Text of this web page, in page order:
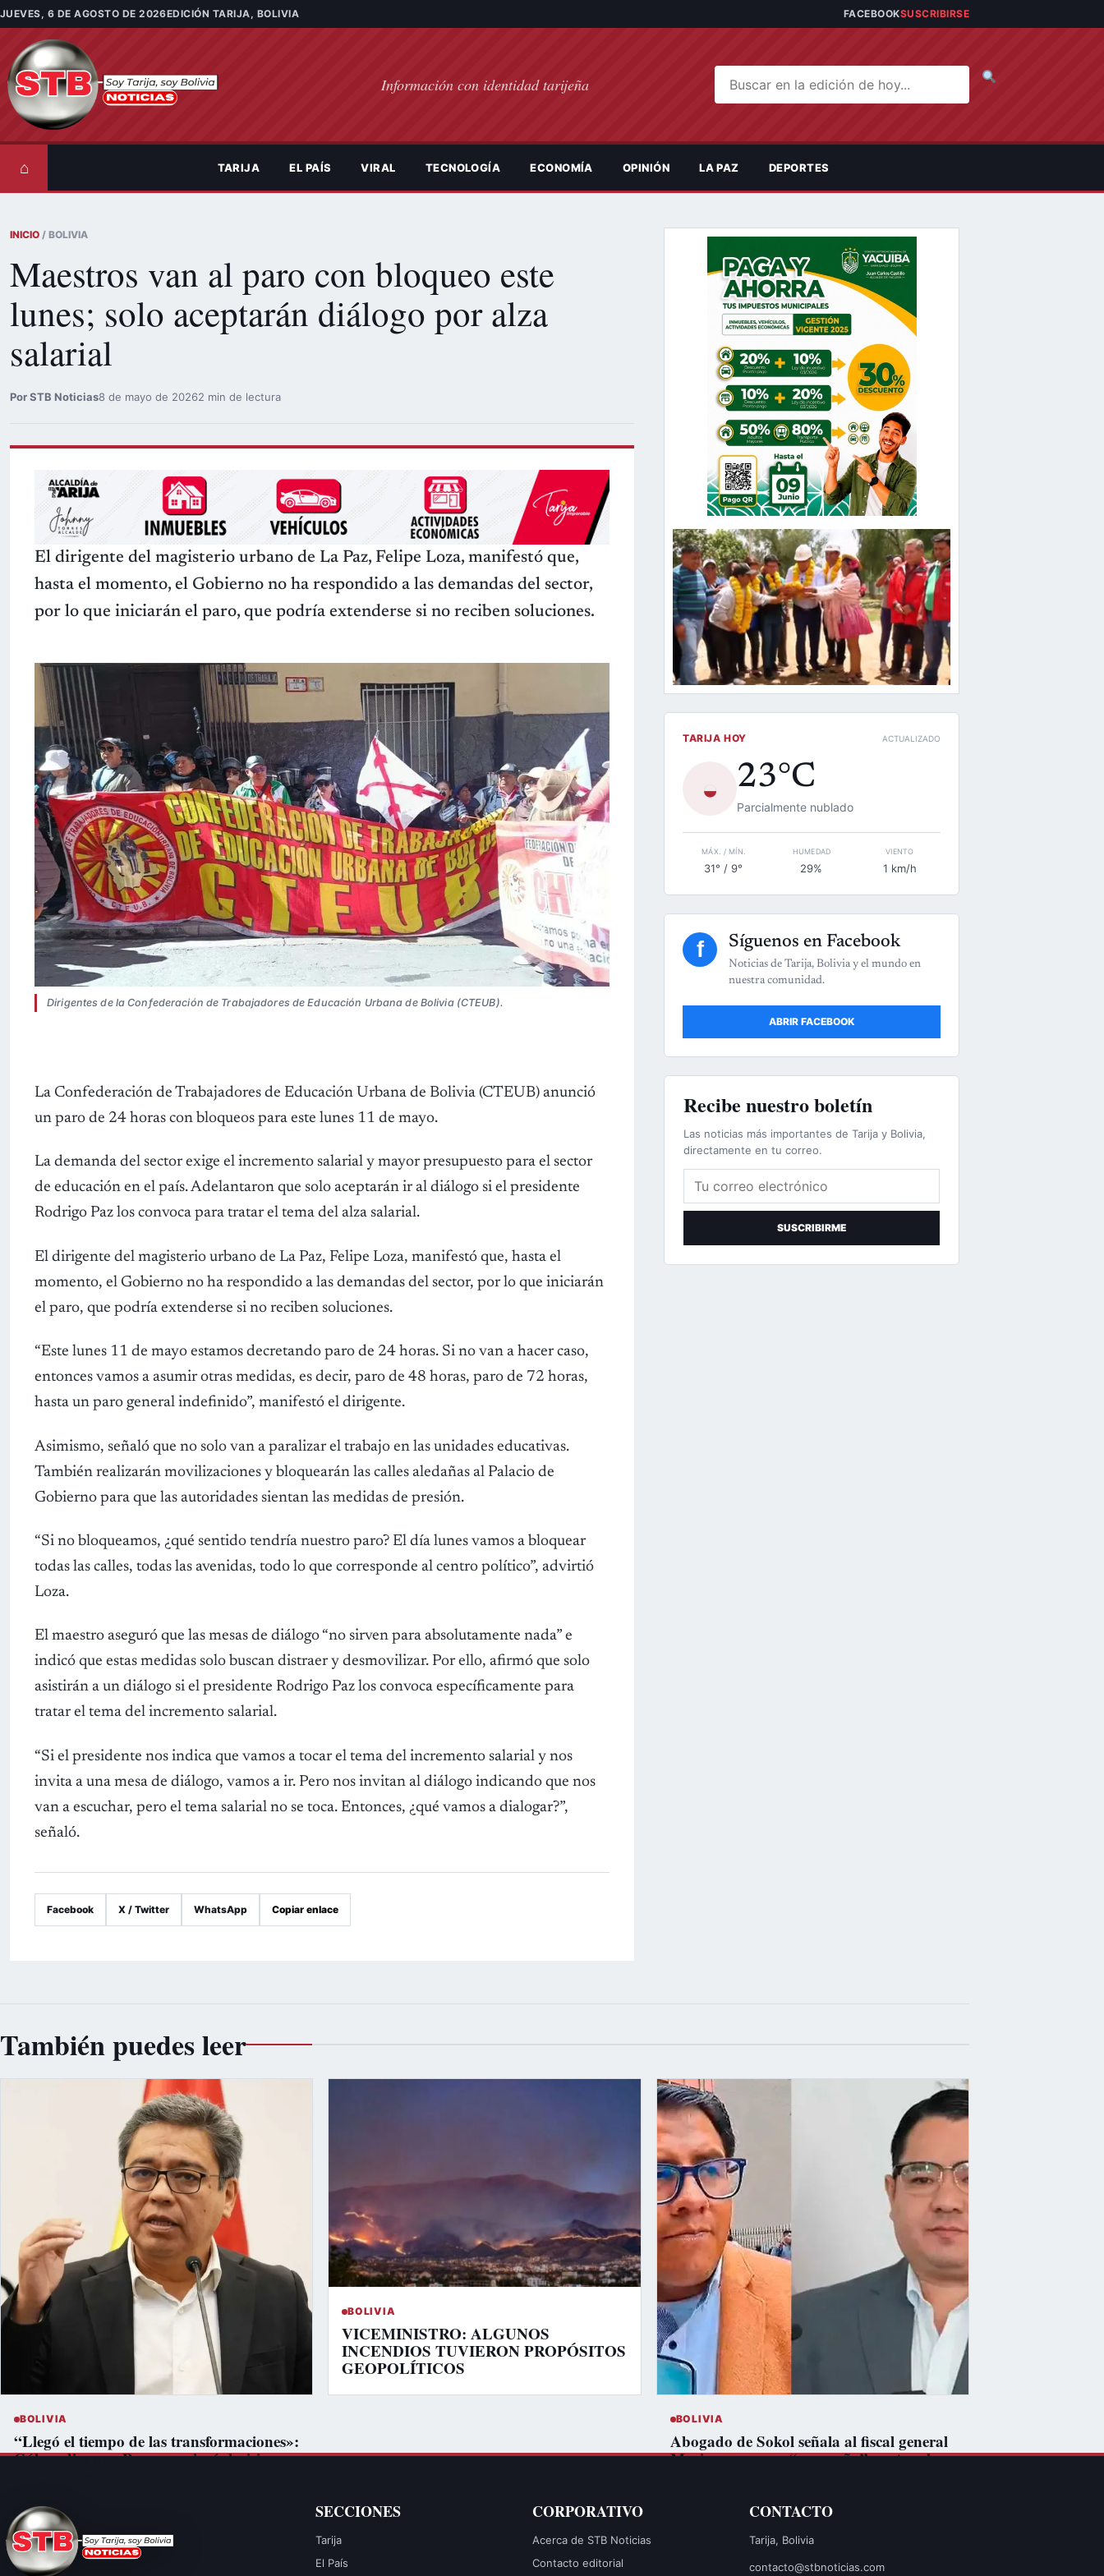
Saltar al contenido
JUEVES, 6 DE AGOSTO DE 2026EDICIÓN TARIJA, BOLIVIA FACEBOOKSUSCRIBIRSE
Información con identidad tarijeña
⌂ TARIJA EL PAÍS VIRAL TECNOLOGÍA ECONOMÍA OPINIÓN LA PAZ DEPORTES
INICIO / BOLIVIA
Maestros van al paro con bloqueo este
lunes; solo aceptarán diálogo por alza
salarial
Por STB Noticias8 de mayo de 20262 min de lectura
El dirigente del magisterio urbano de La Paz, Felipe Loza, manifestó que,
hasta el momento, el Gobierno no ha respondido a las demandas del sector,
por lo que iniciarán el paro, que podría extenderse si no reciben soluciones.
Dirigentes de la Confederación de Trabajadores de Educación Urbana de Bolivia (CTEUB).
La Confederación de Trabajadores de Educación Urbana de Bolivia (CTEUB) anunció
un paro de 24 horas con bloqueos para este lunes 11 de mayo.
La demanda del sector exige el incremento salarial y mayor presupuesto para el sector
de educación en el país. Adelantaron que solo aceptarán ir al diálogo si el presidente
Rodrigo Paz los convoca para tratar el tema del alza salarial.
El dirigente del magisterio urbano de La Paz, Felipe Loza, manifestó que, hasta el
momento, el Gobierno no ha respondido a las demandas del sector, por lo que iniciarán
el paro, que podría extenderse si no reciben soluciones.
“Este lunes 11 de mayo estamos decretando paro de 24 horas. Si no van a hacer caso,
entonces vamos a asumir otras medidas, es decir, paro de 48 horas, paro de 72 horas,
hasta un paro general indefinido”, manifestó el dirigente.
Asimismo, señaló que no solo van a paralizar el trabajo en las unidades educativas.
También realizarán movilizaciones y bloquearán las calles aledañas al Palacio de
Gobierno para que las autoridades sientan las medidas de presión.
“Si no bloqueamos, ¿qué sentido tendría nuestro paro? El día lunes vamos a bloquear
todas las calles, todas las avenidas, todo lo que corresponde al centro político”, advirtió
Loza.
El maestro aseguró que las mesas de diálogo “no sirven para absolutamente nada” e
indicó que estas medidas solo buscan distraer y desmovilizar. Por ello, afirmó que solo
asistirán a un diálogo si el presidente Rodrigo Paz los convoca específicamente para
tratar el tema del incremento salarial.
“Si el presidente nos indica que vamos a tocar el tema del incremento salarial y nos
invita a una mesa de diálogo, vamos a ir. Pero nos invitan al diálogo indicando que nos
van a escuchar, pero el tema salarial no se toca. Entonces, ¿qué vamos a dialogar?”,
señaló.
Facebook X / Twitter WhatsApp Copiar enlace
TARIJA HOY ACTUALIZADO
◒ 23°C
Parcialmente nublado
MÁX. / MÍN.
31° / 9°
HUMEDAD
29%
VIENTO
1 km/h
f Síguenos en Facebook
Noticias de Tarija, Bolivia y el mundo en
nuestra comunidad.
ABRIR FACEBOOK
Recibe nuestro boletín
Las noticias más importantes de Tarija y Bolivia,
directamente en tu correo.
Correo electrónico
SUSCRIBIRME
También puedes leer
BOLIVIA
“Llegó el tiempo de las transformaciones»:
Gálvez dice que Paz anunciará decisiones
BOLIVIA
VICEMINISTRO: ALGUNOS
INCENDIOS TUVIERON PROPÓSITOS
GEOPOLÍTICOS
BOLIVIA
Abogado de Sokol señala al fiscal general
Mariaca por una “campaña” contra el
SECCIONES
Tarija
El País
CORPORATIVO
Acerca de STB Noticias
Contacto editorial
CONTACTO
Tarija, Bolivia
contacto@stbnoticias.com